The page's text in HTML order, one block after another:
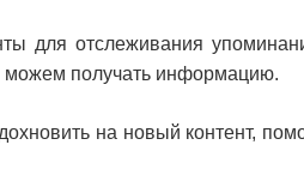
для отслеживания
можем получать информацию.
на новый контент,